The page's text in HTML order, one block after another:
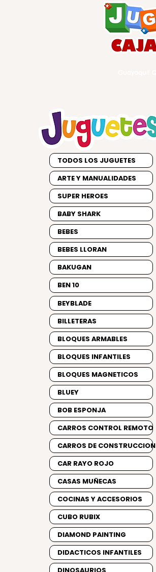
TODOS LOS JUGUETES
ARTE Y MANUALIDADES
SUPER HEROES
BABY SHARK
BEBES
BEBES LLORAN
BAKUGAN
BEN 10
BEYBLADE
BILLETERAS
BLOQUES ARMABLES
BLOQUES INFANTILES
BLOQUES MAGNETICOS
BLUEY
BOB ESPONJA
CARROS CONTROL REMOTO
CARROS DE CONSTRUCCION
CAR RAYO ROJO
CASAS MUÑECAS
COCINAS Y ACCESORIOS
CUBO RUBIX
DIAMOND PAINTING
DIDACTICOS INFANTILES